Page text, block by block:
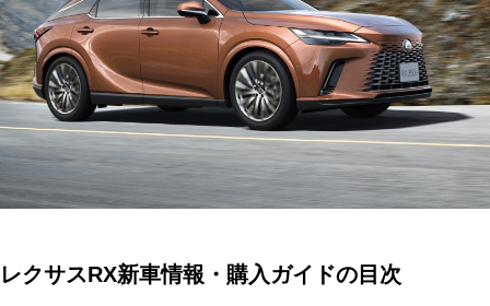
レクサスRX新車情報・購入ガイドの目次